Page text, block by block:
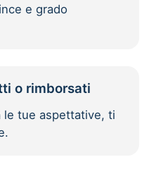
e grado
o rimborsati
le tue aspettative, ti